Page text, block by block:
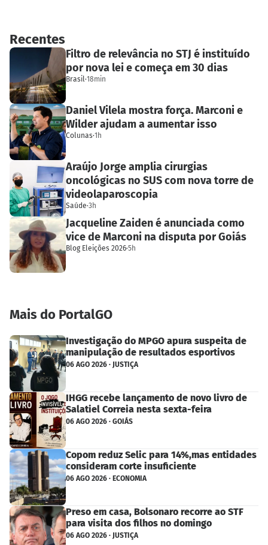
Recentes
Filtro de relevância no STJ é instituído
por nova lei e começa em 30 dias
Brasil·18min
Daniel Vilela mostra força. Marconi e
Wilder ajudam a aumentar isso
Colunas·1h
Araújo Jorge amplia cirurgias
oncológicas no SUS com nova torre de
videolaparoscopia
Saúde·3h
Jacqueline Zaiden é anunciada como
vice de Marconi na disputa por Goiás
Blog Eleições 2026·5h
Mais do PortalGO
Investigação do MPGO apura suspeita de
manipulação de resultados esportivos
06 AGO 2026 · JUSTIÇA
IHGG recebe lançamento de novo livro de
Salatiel Correia nesta sexta-feira
06 AGO 2026 · GOIÁS
Copom reduz Selic para 14%,mas entidades
consideram corte insuficiente
06 AGO 2026 · ECONOMIA
Preso em casa, Bolsonaro recorre ao STF
para visita dos filhos no domingo
06 AGO 2026 · JUSTIÇA